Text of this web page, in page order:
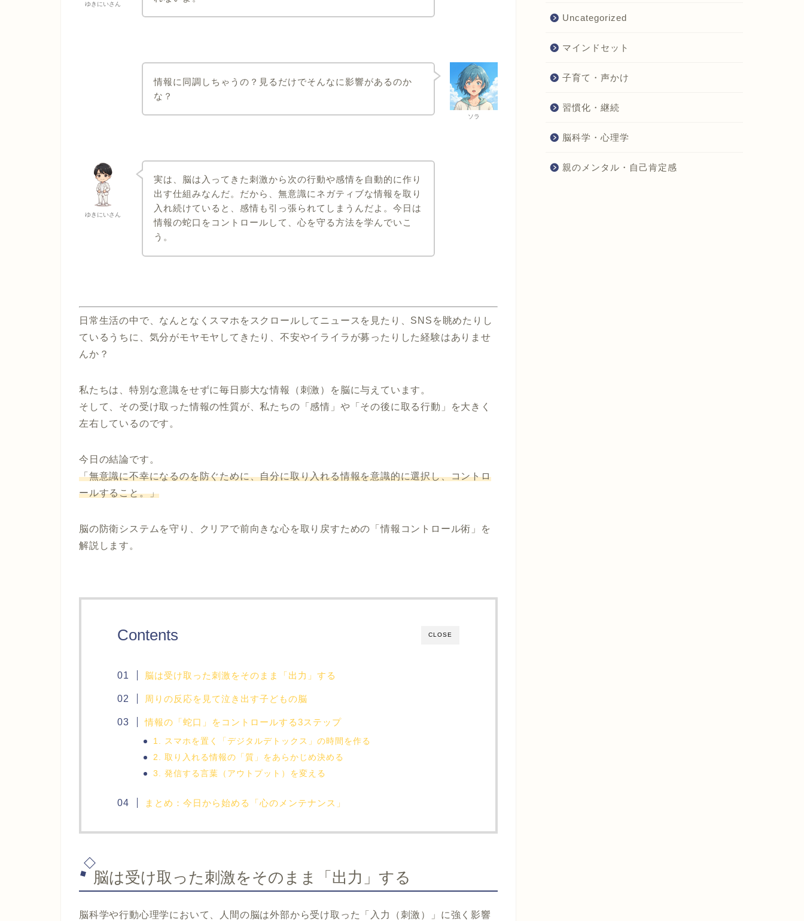
ゆきにいさん
ソラ
情報に同調しちゃうの？見るだけでそんなに影響があるのか
な？
ゆきにいさん
実は、脳は入ってきた刺激から次の行動や感情を自動的に作り
出す仕組みなんだ。だから、無意識にネガティブな情報を取り
入れ続けていると、感情も引っ張られてしまうんだよ。今日は
情報の蛇口をコントロールして、心を守る方法を学んでいこ
う。
日常生活の中で、なんとなくスマホをスクロールしてニュースを見たり、SNSを眺めたりし
ているうちに、気分がモヤモヤしてきたり、不安やイライラが募ったりした経験はありませ
んか？
私たちは、特別な意識をせずに毎日膨大な情報（刺激）を脳に与えています。
そして、その受け取った情報の性質が、私たちの「感情」や「その後に取る行動」を大きく
左右しているのです。
今日の結論です。
「無意識に不幸になるのを防ぐために、自分に取り入れる情報を意識的に選択し、コントロ
ールすること。」
脳の防衛システムを守り、クリアで前向きな心を取り戻すための「情報コントロール術」を
解説します。
CLOSE
Contents
脳は受け取った刺激をそのまま「出力」する
周りの反応を見て泣き出す子どもの脳
情報の「蛇口」をコントロールする3ステップ
1. スマホを置く「デジタルデトックス」の時間を作る
2. 取り入れる情報の「質」をあらかじめ決める
3. 発信する言葉（アウトプット）を変える
まとめ：今日から始める「心のメンテナンス」
脳は受け取った刺激をそのまま「出力」する
脳科学や行動心理学において、人間の脳は外部から受け取った「入力（刺激）」に強く影響
Uncategorized
マインドセット
子育て・声かけ
習慣化・継続
脳科学・心理学
親のメンタル・自己肯定感